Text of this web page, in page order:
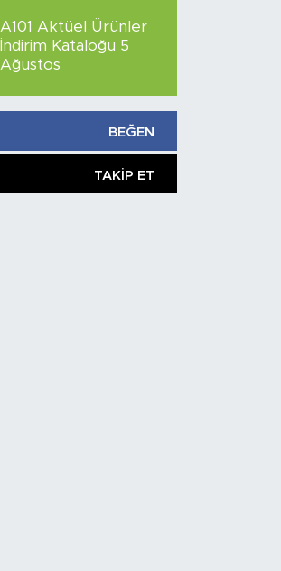
A101 Aktüel Ürünler
İndirim Kataloğu 5
Ağustos
BEĞEN
TAKIP ET